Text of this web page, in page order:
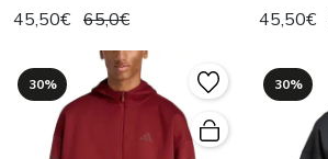
45,50€ 65,0€ 45,50€
30% 30%